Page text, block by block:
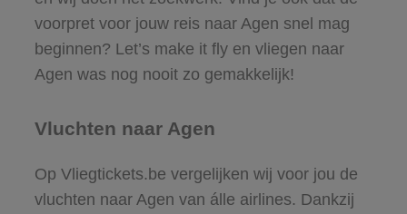
voorpret voor jouw reis naar Agen snel mag
beginnen? Let’s make it fly en vliegen naar
Agen was nog nooit zo gemakkelijk!
Vluchten naar Agen
Op Vliegtickets.be vergelijken wij voor jou de
vluchten naar Agen van álle airlines. Dankzij